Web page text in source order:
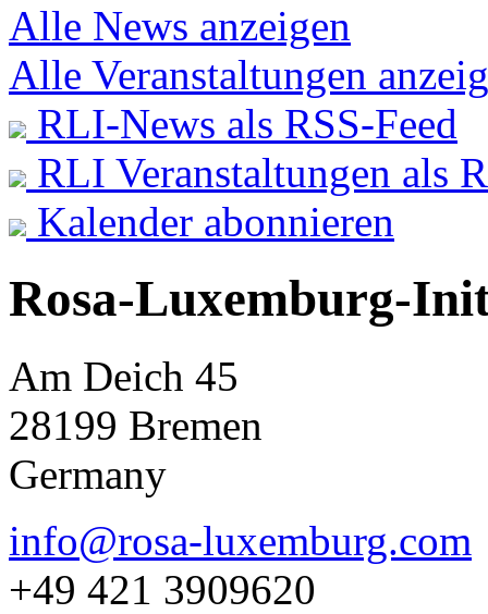
Alle News anzeigen
Alle Veranstaltungen
RLI-News als RSS-Feed
RLI Veranstaltungen als
Kalender abonnieren
Rosa-Luxemburg-
Am Deich 45
28199 Bremen
Germany
info@rosa-luxemburg.com
+49 421 3909620